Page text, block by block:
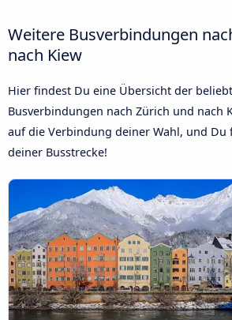
Weitere Busverbindungen
nach Kiew
Hier findest Du eine Übersicht der
Busverbindungen nach Zürich und nach
auf die Verbindung deiner Wahl, und Du
deiner Busstrecke!